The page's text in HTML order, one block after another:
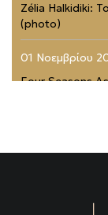
Zélia Halkidiki:
(photo)
01 Νοεμβρίου
Four Seasons
Rodopou &
31 Μαΐου 2025